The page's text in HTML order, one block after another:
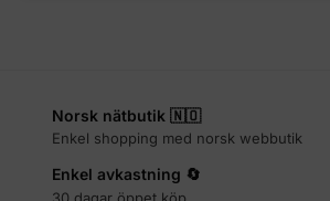
Norsk nätbutik 🇳🇴
Enkel shopping med norsk webbutik
Enkel avkastning 🔄
30 dagar öppet köp